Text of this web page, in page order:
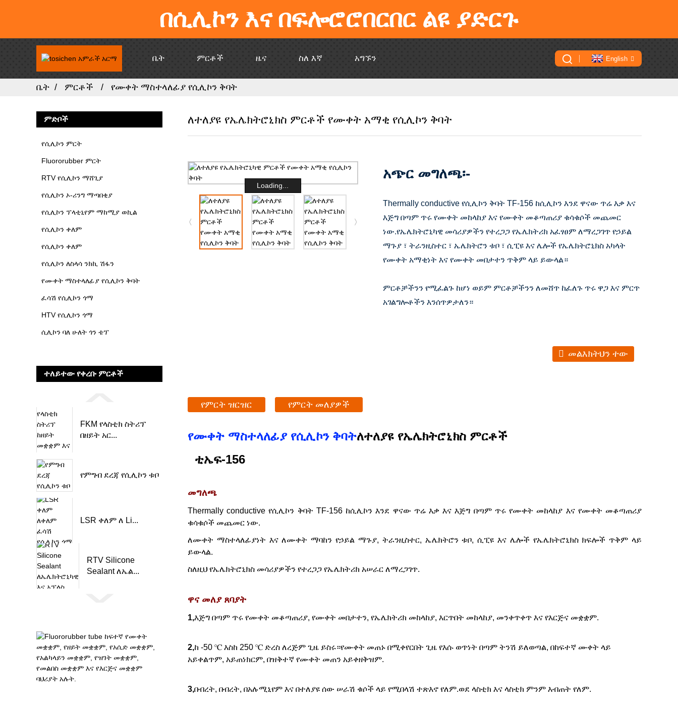
በሲሊኮን እና በፍሎሮሮበርበር ልዩ ያድርጉ
ቤት ምርቶች ዜና ስለ እኛ አግኙን English
ቤት ምርቶች የሙቀት ማስተላለፊያ የሲሊኮን ቅባት
ምድቦች
የሲሊኮን ምርት
Fluororubber ምርት
RTV የሲሊኮን ማሸጊያ
የሲሊኮን ኦ-ሪንግ ማጣበቂያ
የሲሊኮን ፕላቲኒየም ማከሚያ ወኪል
የሲሊኮን ቀለም
የሲሊኮን ቀለም
የሲሊኮን ለስላሳ ንክኪ ሽፋን
የሙቀት ማስተላለፊያ የሲሊኮን ቅባት
ፈሳሽ የሲሊኮን ጎማ
HTV የሲሊኮን ጎማ
ሲሊኮን ባለ ሁለት ጎን ቴፕ
ተለይተው የቀረቡ ምርቶች
FKM የላስቲክ ስትሪፕ
በዘይት አር...
የምግብ ደረጃ የሲሊኮን ቱቦ
LSR ቀለም ለ Li...
RTV Silicone
Sealant ለኤል...
ለተለያዩ የኤሌክትሮኒክስ ምርቶች የሙቀት አማቂ የሲሊኮን ቅባት
Loading...
አጭር መግለጫ፡-
Thermally conductive የሲሊኮን ቅባት TF-156 ከሲሊኮን እንደ ዋናው ጥሬ እቃ እና
እጅግ በጣም ጥሩ የሙቀት መከላከያ እና የሙቀት መቆጣጠሪያ ቁሳቁሶች መጨመር
ነው.የኤሌክትሮኒካዊ መሳሪያዎችን የተረጋጋ የኤሌክትሪክ አፈፃፀም ለማረጋገጥ የኃይል
ማጉያ ፣ ትራንዚስተር ፣ ኤሌክትሮን ቱቦ ፣ ሲፒዩ እና ሌሎች የኤሌክትሮኒክስ አካላት
የሙቀት አማቂነት እና የሙቀት መበታተን ጥቅም ላይ ይውላል።
ምርቶቻችንን የሚፈልጉ ከሆነ ወይም ምርቶቻችንን ለመሸጥ ከፈለጉ ጥሩ ዋጋ እና ምርጥ
አገልግሎቶችን እንሰጥዎታለን።
መልእክትህን ተው
የምርት ዝርዝር የምርት መለያዎች
የሙቀት ማስተላለፊያ የሲሊኮን ቅባትለተለያዩ የኤሌክትሮኒክስ ምርቶች
ቲኤፍ-156
መግለጫ
Thermally conductive የሲሊኮን ቅባት TF-156 ከሲሊኮን እንደ ዋናው ጥሬ እቃ እና እጅግ በጣም ጥሩ የሙቀት መከላከያ እና የሙቀት መቆጣጠሪያ
ቁሳቁሶች መጨመር ነው.
ለሙቀት ማስተላለፊያነት እና ለሙቀት ማባከን የኃይል ማጉያ, ትራንዚስተር, ኤሌክትሮን ቱቦ, ሲፒዩ እና ሌሎች የኤሌክትሮኒክስ ክፍሎች ጥቅም ላይ
ይውላል.
ስለዚህ የኤሌክትሮኒክስ መሳሪያዎችን የተረጋጋ የኤሌክትሪክ አሠራር ለማረጋገጥ.
ዋና መለያ ጸባያት
1,እጅግ በጣም ጥሩ የሙቀት መቆጣጠሪያ, የሙቀት መበታተን, የኤሌክትሪክ መከላከያ, እርጥበት መከላከያ, መንቀጥቀጥ እና የእርጅና መቋቋም.
2,ከ -50 ℃ እስከ 250 ℃ ድረስ ለረጅም ጊዜ ይስሩ።የሙቀት መጠኑ በሚቀየርበት ጊዜ የእሱ ወጥነት በጣም ትንሽ ይለወጣል, በከፍተኛ ሙቀት ላይ
አይቀልጥም, አይጠነክርም, በዝቅተኛ የሙቀት መጠን አይቀዘቅዝም.
3,በብረት, በብረት, በአሉሚኒየም እና በተለያዩ ሰው ሠራሽ ቁሶች ላይ የሚበላሽ ተጽእኖ የለም.ወደ ላስቲክ እና ላስቲክ ምንም እብጠት የለም.